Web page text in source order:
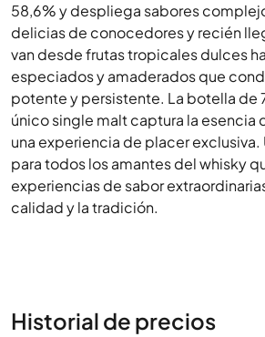
58,6% y despliega sabores
delicias de conocedores y recién
van desde frutas tropicales dulces
especiados y amaderados que
potente y persistente. La botella de
único single malt captura la esencia
una experiencia de placer
para todos los amantes del whisky
experiencias de sabor
calidad y la tradición.
Historial de precios